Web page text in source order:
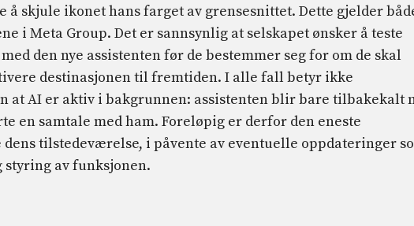
å skjule ikonet hans farget av grensesnittet. Dette gjelder
i Meta Group. Det er sannsynlig at selskapet ønsker å teste
den nye assistenten før de bestemmer seg for om de skal
destinasjonen til fremtiden. I alle fall betyr ikke
at AI er aktiv i bakgrunnen: assistenten blir bare tilbakekalt
en samtale med ham. Foreløpig er derfor den eneste
tilstedeværelse, i påvente av eventuelle oppdateringer
av funksjonen.